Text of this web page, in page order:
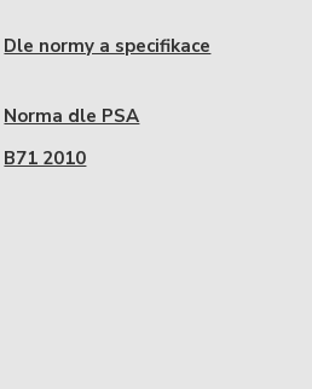
Dle normy a specifikace
Norma dle PSA
B71 2010